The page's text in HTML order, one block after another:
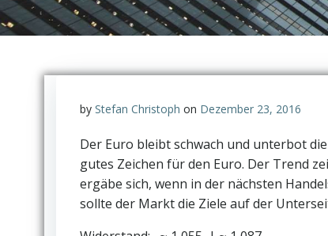
by Stefan Christoph on Dezember 23, 2016
Der Euro bleibt schwach und unterbot
gutes Zeichen für den Euro. Der Trend
ergäbe sich, wenn in der nächsten
sollte der Markt die Ziele auf der